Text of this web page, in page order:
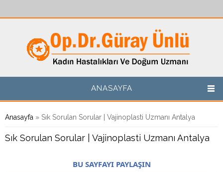
ANASAYFA
Buradasınız
Anasayfa » Sık Sorulan Sorular | Vajinoplasti Uzmanı Antalya
Sık Sorulan Sorular | Vajinoplasti Uzmanı Antalya
BU SAYFAYI PAYLAŞIN